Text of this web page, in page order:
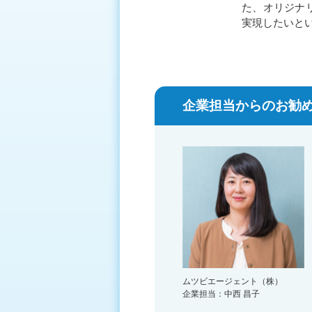
た、オリジナ
実現したいと
企業担当からのお勧
ムツビエージェント（株）
企業担当：中西 昌子